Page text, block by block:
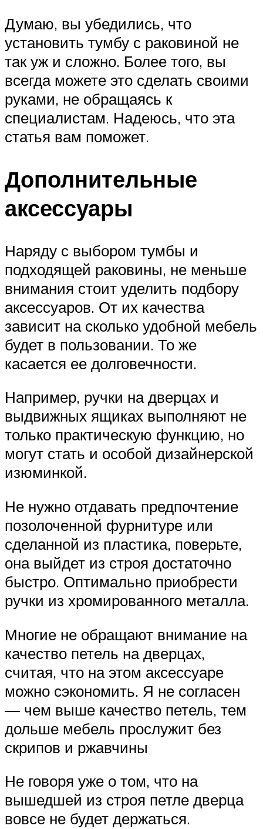
Думаю, вы убедились, что
установить тумбу с раковиной не
так уж и сложно. Более того, вы
всегда можете это сделать своими
руками, не обращаясь к
специалистам. Надеюсь, что эта
статья вам поможет.
Дополнительные
аксессуары
Наряду с выбором тумбы и
подходящей раковины, не меньше
внимания стоит уделить подбору
аксессуаров. От их качества
зависит на сколько удобной мебель
будет в пользовании. То же
касается ее долговечности.
Например, ручки на дверцах и
выдвижных ящиках выполняют не
только практическую функцию, но
могут стать и особой дизайнерской
изюминкой.
Не нужно отдавать предпочтение
позолоченной фурнитуре или
сделанной из пластика, поверьте,
она выйдет из строя достаточно
быстро. Оптимально приобрести
ручки из хромированного металла.
Многие не обращают внимание на
качество петель на дверцах,
считая, что на этом аксессуаре
можно сэкономить. Я не согласен
— чем выше качество петель, тем
дольше мебель прослужит без
скрипов и ржавчины
Не говоря уже о том, что на
вышедшей из строя петле дверца
вовсе не будет держаться.